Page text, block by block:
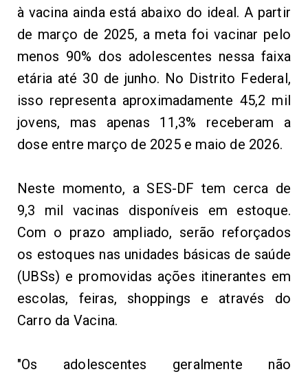
à vacina ainda está abaixo do ideal. A partir
de março de 2025, a meta foi vacinar pelo
menos 90% dos adolescentes nessa faixa
etária até 30 de junho. No Distrito Federal,
isso representa aproximadamente 45,2 mil
jovens, mas apenas 11,3% receberam a
dose entre março de 2025 e maio de 2026.
Neste momento, a SES-DF tem cerca de
9,3 mil vacinas disponíveis em estoque.
Com o prazo ampliado, serão reforçados
os estoques nas unidades básicas de saúde
(UBSs) e promovidas ações itinerantes em
escolas, feiras, shoppings e através do
Carro da Vacina.
"Os adolescentes geralmente não